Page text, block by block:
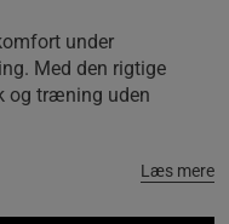
under
Med den rigtige
og træning uden
Læs mere